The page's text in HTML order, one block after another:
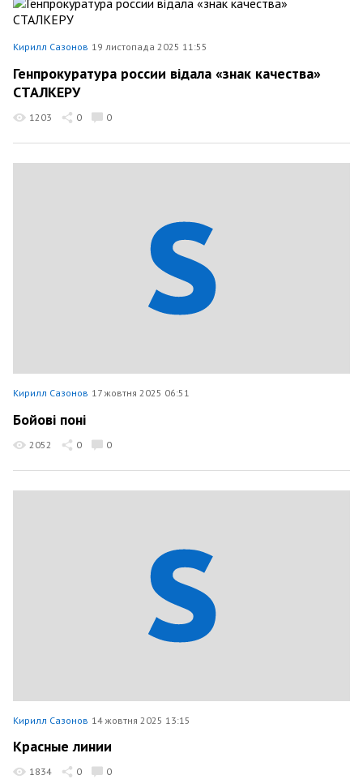
Кирилл Сазонов 19 листопада 2025 11:55
Генпрокуратура россии відала «знак качества»
СТАЛКЕРУ
1203 0 0
Кирилл Сазонов 17 жовтня 2025 06:51
Бойові поні
2052 0 0
Кирилл Сазонов 14 жовтня 2025 13:15
Красные линии
1834 0 0